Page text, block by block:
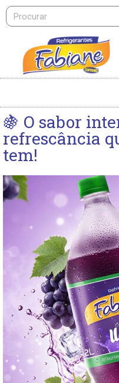
🍇 O sabor
refrescância
tem!